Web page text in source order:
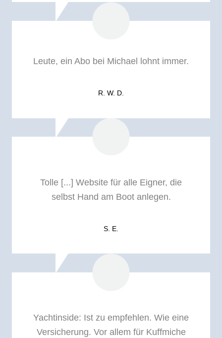
Leute, ein Abo bei Michael lohnt immer.
R. W. D.
Tolle [...] Website für alle Eigner, die
selbst Hand am Boot anlegen.
S. E.
Yachtinside: Ist zu empfehlen. Wie eine
Versicherung. Vor allem für Kuffmiche